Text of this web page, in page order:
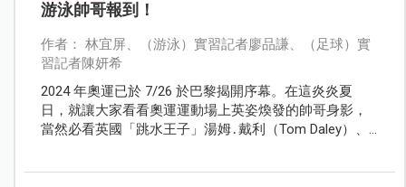
游泳帥哥報到！
作者： 林宜屏、（游泳）實習記者廖品謙、（足球）實
習記者陳妍希
2024 年奧運已於 7/26 於巴黎揭開序幕。在這炎炎夏
日，就讓大家看看奧運運動場上英姿煥發的帥哥身影，
當然必看英國「跳水王子」湯姆․戴利（Tom Daley）、